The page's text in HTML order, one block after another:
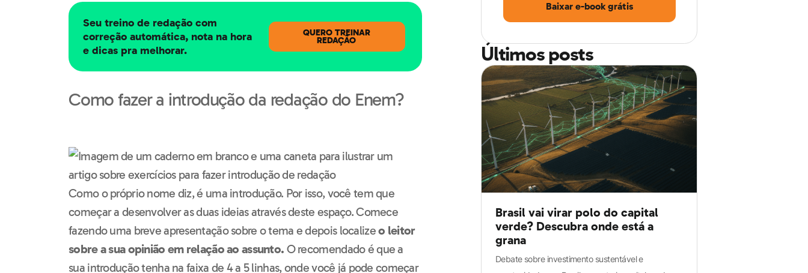
Seu treino de redação com
correção automática, nota na hora
e dicas pra melhorar.
QUERO TREINAR
REDAÇÃO
Como fazer a introdução da redação do Enem?
Como o próprio nome diz, é uma introdução. Por isso, você tem que
começar a desenvolver as duas ideias através deste espaço.Comece
fazendo uma breve apresentação sobre o tema e depois localizeo leitor
sobre a sua opinião em relação ao assunto. O recomendado é que a
sua introdução tenha na faixa de 4 a 5 linhas, onde você já pode começar
Baixar e-book grátis
Últimos posts
Brasil vai virar polo do capital
verde? Descubra onde está a
grana
Debate sobre investimento sustentável e